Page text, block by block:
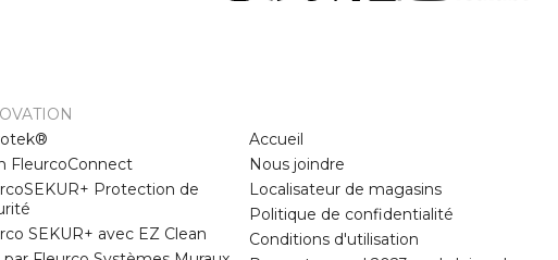
FleurcoConnect
Protection de
SEKUR+ avec EZ Clean
Accueil
Nous joindre
Localisateur de magasins
Politique de confidentialité
Conditions d'utilisation